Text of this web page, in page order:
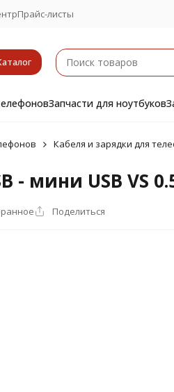
Прайс-листы
Запчасти для ноутбуков
Кабеля и зарядки для
- мини USB VS
Поделиться